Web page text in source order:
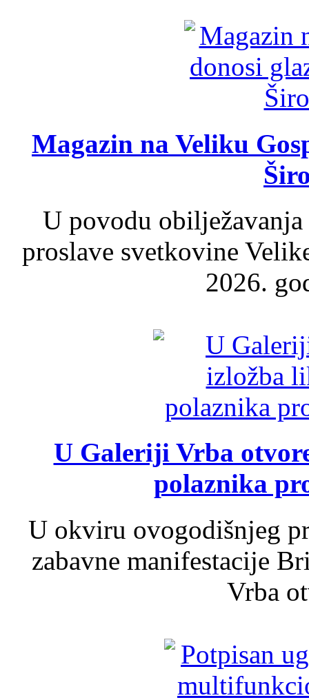
Magazin na Veliku
U povodu
proslave svetkovine
2026.
U Galeriji Vrba
polaznika
U okviru ovogodišnjeg
zabavne manifestacije
Vrba